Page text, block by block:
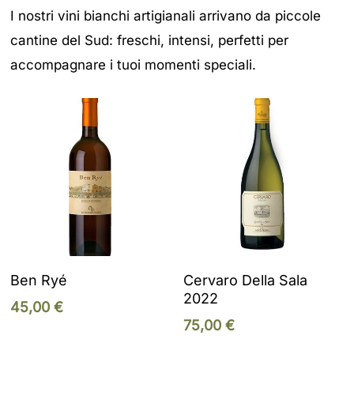
I nostri vini bianchi artigianali arrivano da piccole
cantine del Sud: freschi, intensi, perfetti per
accompagnare i tuoi momenti speciali.
Add To Cart
Ben Ryé
45,00€
Add To Cart
Cervaro Della Sala
2022
75,00 €